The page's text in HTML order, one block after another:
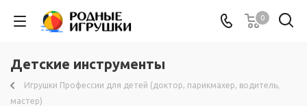
0
Детские инструменты
Игрушки Профессии для детей (доктор, парикмахер, водитель,
мастер)